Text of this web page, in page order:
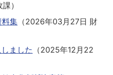
課）
集 （2026年03月27日 財
ました
（2025年12月22